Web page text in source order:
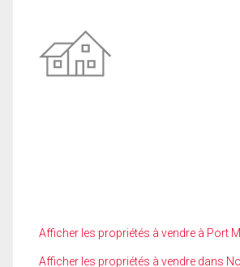
Afficher les propriétés à vendre à Port
Afficher les propriétés à vendre dans